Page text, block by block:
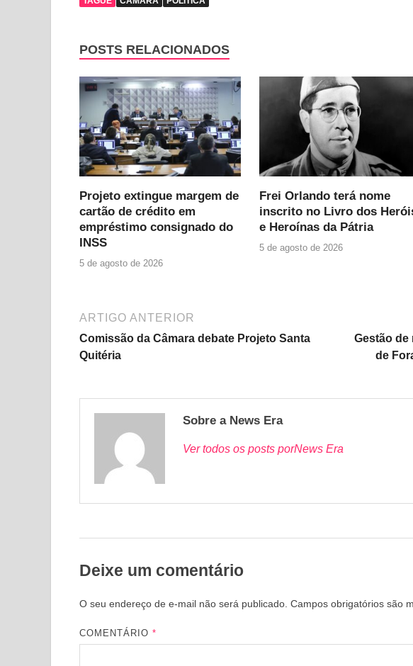
POSTS RELACIONADOS
Projeto extingue margem de
cartão de crédito em
empréstimo consignado do
INSS
5 de agosto de 2026
Frei Orlando terá nome
inscrito no Livro dos
e Heroínas da Pátria
5 de agosto de 2026
ARTIGO ANTERIOR
Comissão da Câmara debate Projeto Santa
Quitéria
Gestão de
de
Sobre a News Era
Ver todos os posts porNews Era
Deixe um comentário
O seu endereço de e-mail não será publicado. Campos obrigatórios são
COMENTÁRIO*